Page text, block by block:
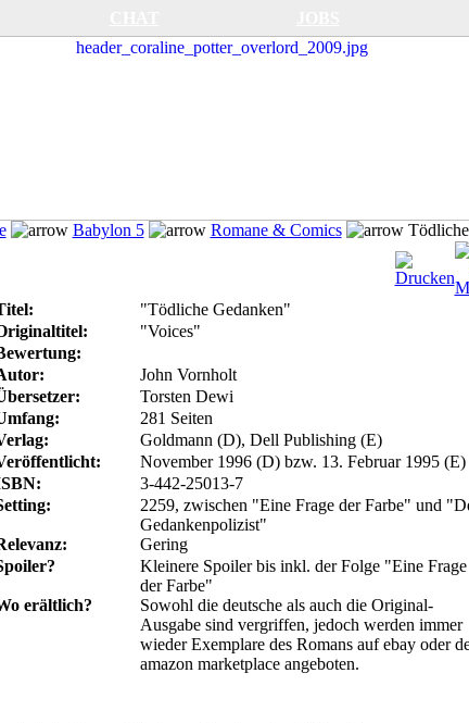
Babylon 5 Romane & Comics
Tödliche
"Tödliche Gedanken"
"Voices"
John Vornholt
Torsten Dewi
281 Seiten
Goldmann (D), Dell Publishing (E)
November 1996 (D) bzw. 13. Februar 1995 (E)
3-442-25013-7
2259, zwischen "Eine Frage der Farbe" und
Gedankenpolizist"
Gering
Kleinere Spoiler bis inkl. der Folge "Eine Frage
der Farbe"
erältlich?
Sowohl die deutsche als auch die Original-
Ausgabe sind vergriffen, jedoch werden immer
wieder Exemplare des Romans auf ebay oder
amazon marketplace angeboten.